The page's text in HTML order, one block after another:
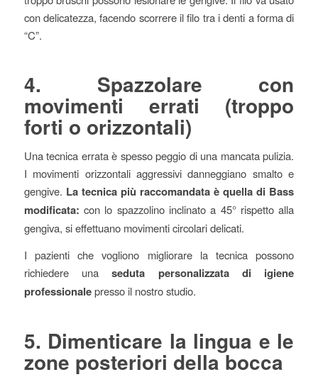
con delicatezza, facendo scorrere il filo tra i denti a forma di
“C”.
4. Spazzolare con
movimenti errati (troppo
forti o orizzontali)
Una tecnica errata è spesso peggio di una mancata pulizia.
I movimenti orizzontali aggressivi danneggiano smalto e
gengive. La tecnica più raccomandata è quella di Bass
modificata: con lo spazzolino inclinato a 45° rispetto alla
gengiva, si effettuano movimenti circolari delicati.
I pazienti che vogliono migliorare la tecnica possono
richiedere unaseduta personalizzata di igiene
professionalepresso il nostro studio.
5. Dimenticare la lingua e le
zone posteriori della bocca